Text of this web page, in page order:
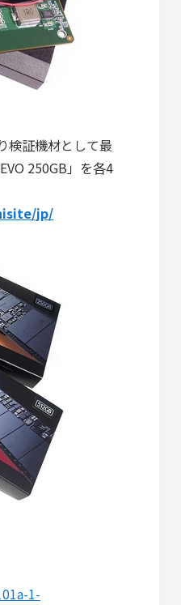
検証機材として最
250GB」を各4
jp/
1-